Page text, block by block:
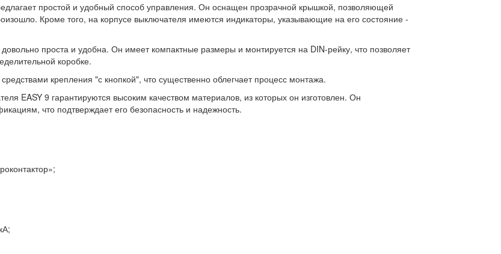
простой и удобный способ управления. Он оснащен прозрачной крышкой, позволяющей
Кроме того, на корпусе выключателя имеются индикаторы, указывающие на его состояние -
проста и удобна. Он имеет компактные размеры и монтируется на DIN-рейку, что позволяет
коробке.
крепления "с кнопкой", что существенно облегчает процесс монтажа.
EASY 9 гарантируются высоким качеством материалов, из которых он изготовлен. Он
что подтверждает его безопасность и надежность.